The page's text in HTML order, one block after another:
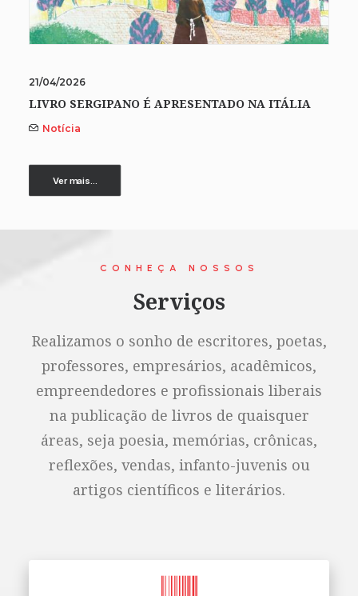
21/04/2026
LIVRO SERGIPANO É APRESENTADO NA ITÁLIA
Notícia
Ver mais...
CONHEÇA NOSSOS
Serviços
Realizamos o sonho de escritores, poetas,
professores, empresários, acadêmicos,
empreendedores e profissionais liberais
na publicação de livros de quaisquer
áreas, seja poesia, memórias, crônicas,
reflexões, vendas, infanto-juvenis ou
artigos científicos e literários.